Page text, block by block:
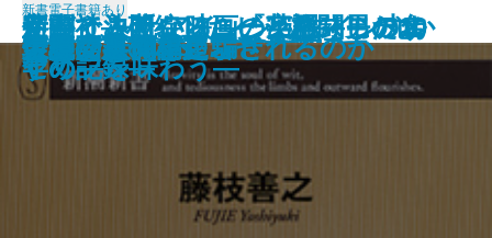
本能の力
新聞社―破綻したビジネスモデル
―
幕末バトル・ロワイヤル
新書で入門 アインシュタイン丸か
じり
お坊さんが困る仏教の話
不動心
新書で入門 ジャズの歴史
ワインと外交
「法令遵守」が日本を滅ぼす
徳川将軍家の演出力
新書電子書籍あり
使ってみたい映画の英語―男の名
セリフを味わう―
字がうまくなる―「字配り」のす
すめ―
ウェブ人間論
迷いと決断―ソニーと格闘した10
年の記録―
宝石の裏側
人はなぜ簡単に騙されるのか
伊勢発見
会議で事件を起こせ
大奥の奥
環境問題の杞憂